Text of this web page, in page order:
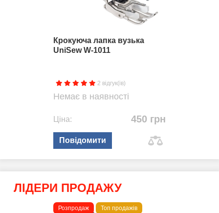
Крокуюча лапка вузька
UniSew W-1011
2 відгук(ів)
Немає в наявності
Ціна: 450 грн
Повідомити
ЛІДЕРИ ПРОДАЖУ
Розпродаж Топ продажів